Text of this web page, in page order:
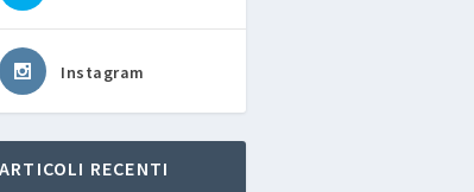
Instagram
ARTICOLI RECENTI